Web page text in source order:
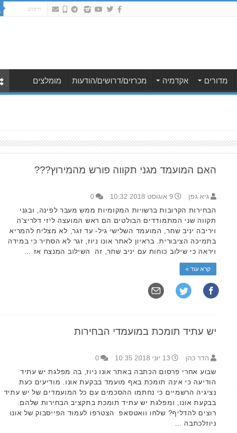
מדורים אקדמיה מכרזים/דרושים/הודעות מומלצים
האם המועמד מגני תקווה פורש מהמירוץ???
גיא גפן 9 אוגוסט 2018 10:32 0
הבחירות הקרובות ברשויות המקומיות ממש מעבר לפינה, ובגני
תקווה שני המתמודדים הבולטים הם ראש המועצה ליזי דלריצ'ה
ויריבה יניב שחר, המועמד השלישי גיל- עד זגר, לא מצליח להמריא
בתמיכה הציבורית. בראיון לאתר אונו ניוז, זגר לא הסתיר כי במידה
ויראה כי שילוב כוחות עם יניב שחר, זה השילוב המנצח אז …
קרא עוד »
יש עתיד תומכת במועמדי הבחירות
הדר כהן 13 יוני 2018 10:35 0
שבוע אחרי פרסום הכתבה באתר אונו ניוז, בה מפלגת יש עתיד
הודיעה כי אינה תומכת באף מועמד בבקעת אונו. מודיעים כעת
נציגיה הרשמיים כי נחתמו ההסכמים עם כל המועמדים של יש עתיד
בבקעת אונו, ומפלגת יש עתיד תומכת בתקציב הבחירות שלהם.
רוצים להדליף? שלחו וואטסאפ הצטרפו לעמוד הפייסבוק של אונו
ניוזלכתבה …